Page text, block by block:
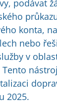
podávat
konta,
nebo
v
2025.